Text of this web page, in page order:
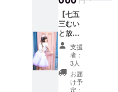
ご負担
をお願
いいた
しま
す。
（同行
者分は
無しで
大丈夫
動物園
の動物
ゲット
だぜ
（お弁
当付
き・動
物園に
行く）
【七五
三むい
と放課
後デー
ト...♡】
コース
お外
デー
ト・お
支援
者：
3人
お届
け予
定：